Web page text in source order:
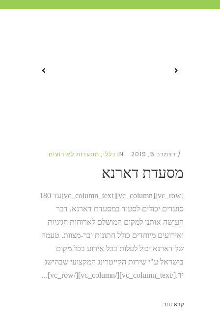
דצמבר 5, 2019 IN כללי, מסעדות לאירועים
מסעדת דארנא
[vc_row][vc_column][vc_column_text]עד 180
סועדים יכולים לסעוד במסעדת דארנא, דבר
העושה אותנו למקום המושלם לארוחות חגיגיות
ואירועים מיוחדים כולל חתונות ובר-מצוות. טעמה
של דארנא יכול לעלות בכל אירוע בכל מקום
בישראל ע"י שירות הקייטרינג המקצועי שבהישג
יד.[/vc_column_text][/vc_column][/vc_row]...
קרא עוד